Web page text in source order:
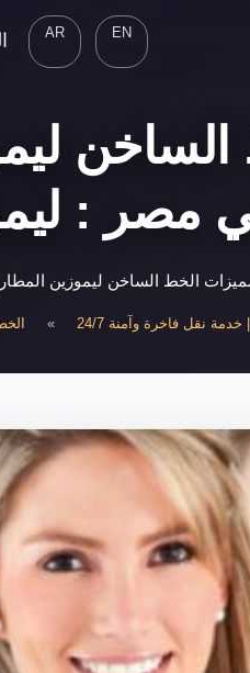
EN
AR
مصر :
الخط الساخن ليموزين
نقل فاخرة وآمنة 24/7 »